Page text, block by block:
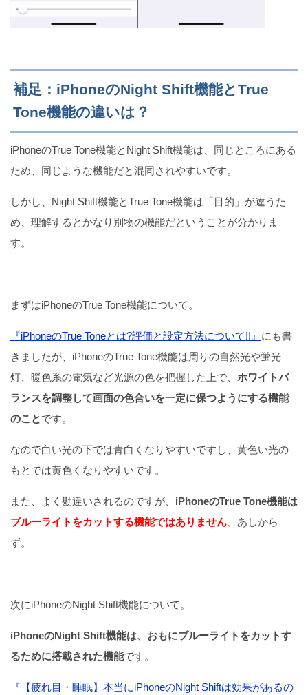
補足：iPhoneのNight Shift機能とTrue
Tone機能の違いは？
iPhoneのTrue Tone機能とNight Shift機能は、同じところにある
ため、同じような機能だと混同されやすいです。
しかし、Night Shift機能とTrue Tone機能は「目的」が違うた
め、理解するとかなり別物の機能だということが分かりま
す。
まずはiPhoneのTrue Tone機能について。
『iPhoneのTrue Toneとは?評価と設定方法について!!』 にも書
きましたが、iPhoneのTrue Tone機能は周りの自然光や蛍光
灯、暖色系の電気など光源の色を把握した上で、 ホワイトバ
ランスを調整して画面の色合いを一定に保つようにする機能
のことです。
なので白い光の下では青白くなりやすいですし、黄色い光の
もとでは黄色くなりやすいです。
また、よく勘違いされるのですが、 iPhoneのTrue Tone機能は
ブルーライトをカットする機能ではありません 、あしから
ず。
次にiPhoneのNight Shift機能について。
iPhoneのNight Shift機能は、おもにブルーライトをカットす
るために搭載された機能です。
『【疲れ目・睡眠】本当にiPhoneのNight Shiftは効果があるの